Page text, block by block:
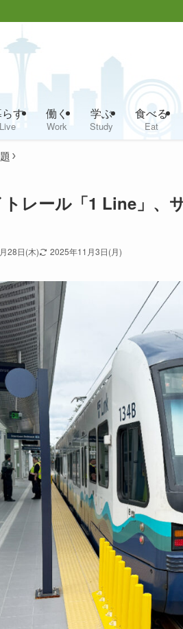
す
Live
働く
Work
学ぶ
Study
食べる
Eat
レール「1 Line」、
28日(木) 2025年11月3日(月)